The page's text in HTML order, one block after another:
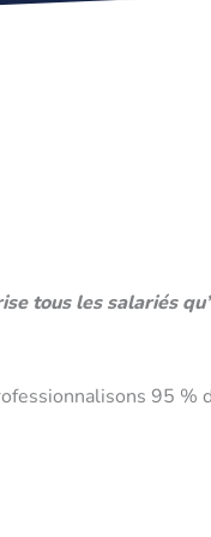
tous les salariés
95 %